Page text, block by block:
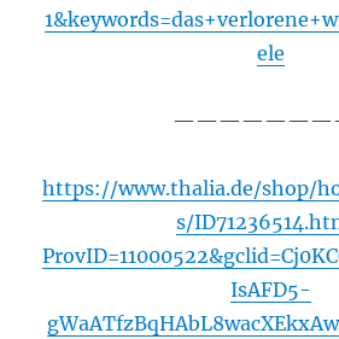
ele
https://www.thalia.de/shop/
s/
IsAFD5-